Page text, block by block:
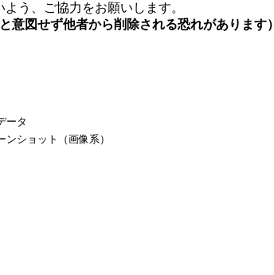
う、ご協力をお願いします。
図せず他者から削除される恐れがあります）
ータ
ンショット（画像系）